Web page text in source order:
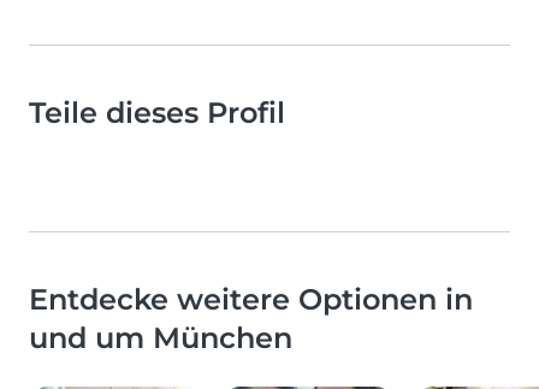
Teile dieses Profil
Entdecke weitere Optionen in
und um München